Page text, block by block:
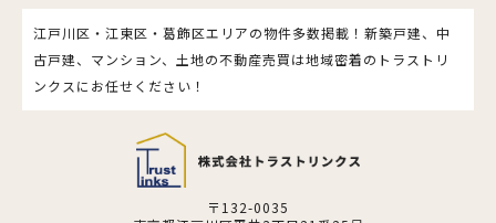
江戸川区・江東区・葛飾区エリアの物件多数掲載！新築戸建、中
古戸建、マンション、土地の不動産売買は地域密着のトラストリ
ンクスにお任せください！
〒132-0035